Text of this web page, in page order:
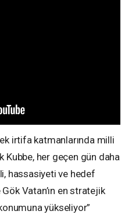
irtifa katmanlarında milli
her geçen gün daha
hassasiyeti ve hedef
Vatan’ın en stratejik
yükseliyor”